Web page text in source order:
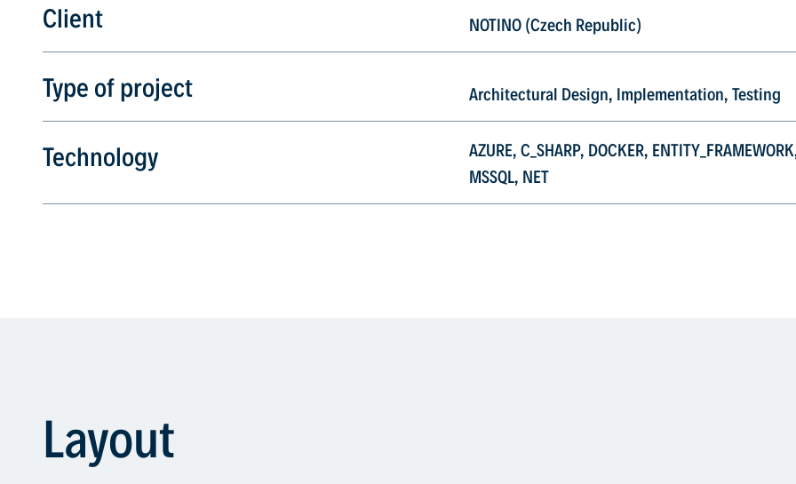
Client NOTINO (Czech Republic)
Type of project Architectural Design, Implementation, Testing
Technology
AZURE, C_SHARP, DOCKER,
MSSQL, NET
Layout